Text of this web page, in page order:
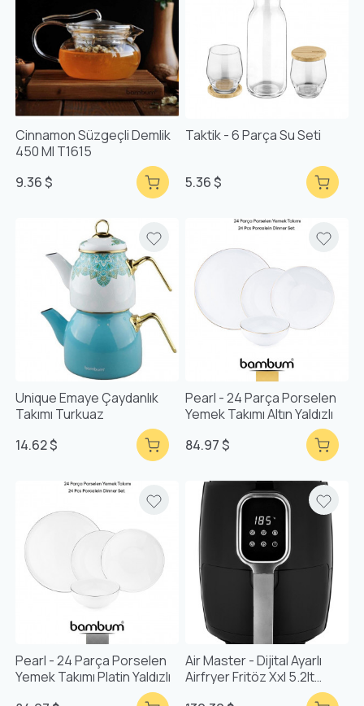
Cinnamon Süzgeçli Demlik
450 Ml T1615
9.36 $
Taktik - 6 Parça Su Seti
5.36 $
Unique Emaye Çaydanlık
Takımı Turkuaz
14.62 $
Pearl - 24 Parça Porselen
Yemek Takımı Altın Yaldızlı
84.97 $
Pearl - 24 Parça Porselen
Yemek Takımı Platin Yaldızlı
Air Master - Dijital Ayarlı
Airfryer Fritöz Xxl 5.2lt
Dokunmatik Dijital Ekran